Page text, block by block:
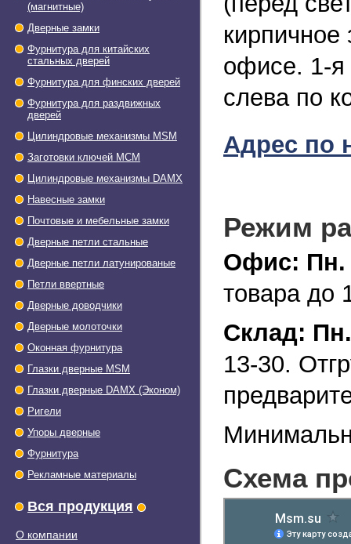
(магнитные)
Дверные замки
Фурнитура для китайских
стальных дверей
Фурнитура для финских дверей
Фурнитура для раздвижных
дверей
Цилиндровые механизмы MSM
Заготовки ключей МСМ
Цилиндровые механизмы DAMX
Навесные замки
Почтовые и мебельные замки
Дверные петли стальные
Дверные петли латунированые
Петли ввертные
Дверные доводчики
Дверные молоточки
Оконная фурнитура
Глазки дверные МSМ
Глазки дверные DAMX (Эконом)
Ригели
Упоры дверные
Фурнитура
Рекламные материалы
Вся продукция
О компании
кирпичное
офисе. 1-я
слева по
Адрес по
Режим
Офис:
товара до
Склад:
13-30.
Схема